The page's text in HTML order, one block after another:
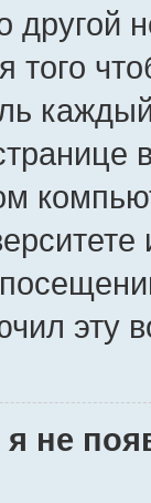
другой
того
эту
не